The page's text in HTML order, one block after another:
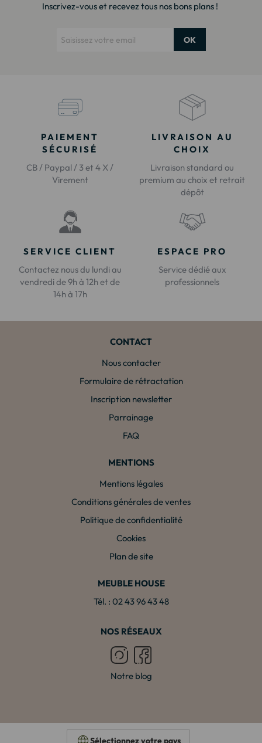
Inscrivez-vous et recevez tous nos bons plans !
OK
PAIEMENT
SÉCURISÉ
CB / Paypal / 3 et 4 X /
Virement
LIVRAISON AU
CHOIX
Livraison standard ou
premium au choix et retrait
dépôt
SERVICE CLIENT
Contactez nous du lundi au
vendredi de 9h à 12h et de
14h à 17h
ESPACE PRO
Service dédié aux
professionnels
CONTACT
Nous contacter
Formulaire de rétractation
Inscription newsletter
Parrainage
FAQ
MENTIONS
Mentions légales
Conditions générales de ventes
Politique de confidentialité
Cookies
Plan de site
MEUBLE HOUSE
Tél. : 02 43 96 43 48
NOS RÉSEAUX
Notre blog
Sélectionnez votre pays